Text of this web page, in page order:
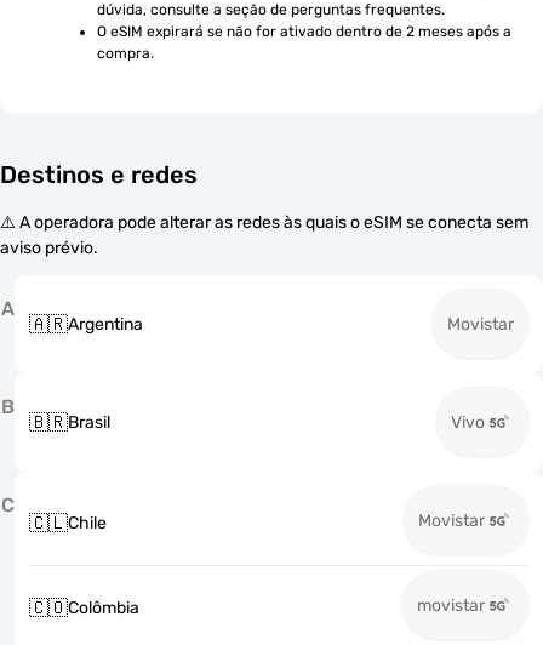
dúvida, consulte a seção de perguntas frequentes.
O eSIM expirará se não for ativado dentro de 2 meses após a
compra.
Destinos e redes
⚠️ A operadora pode alterar as redes às quais o eSIM se conecta sem
aviso prévio.
A
🇦🇷Argentina Movistar
B
🇧🇷Brasil Vivo
C
🇨🇱Chile Movistar
🇨🇴Colômbia movistar